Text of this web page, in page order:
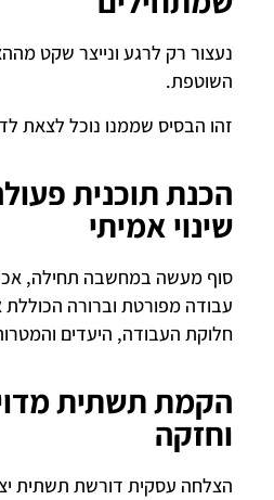
נעצור רק לרגע ונייצר שקט
השוטפת.
זהו הבסיס שממנו נוכל לצאת
הכנת תוכנית
שינוי אמיתי
סוף מעשה במחשבה תחילה,
עבודה מפורטת וברורה
חלוקת העבודה, היעדים
הקמת תשתית
וחזקה
הצלחה עסקית דורשת תשתית